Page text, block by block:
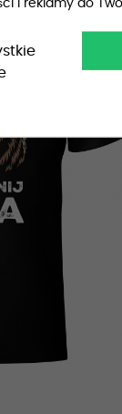
i reklamy do